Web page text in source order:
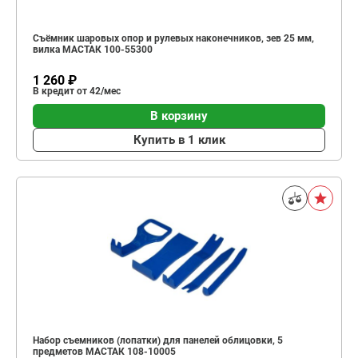
Съёмник шаровых опор и рулевых наконечников, зев 25 мм,
вилка МАСТАК 100-55300
1 260 ₽
В кредит от 42/мес
В корзину
Купить в 1 клик
Набор съемников (лопатки) для панелей облицовки, 5
предметов МАСТАК 108-10005